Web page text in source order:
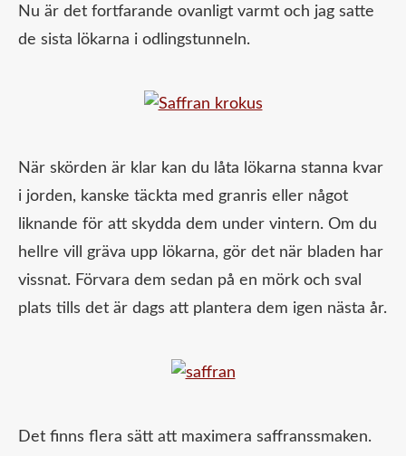
Nu är det fortfarande ovanligt varmt och jag satte
de sista lökarna i odlingstunneln.
När skörden är klar kan du låta lökarna stanna kvar
i jorden, kanske täckta med granris eller något
liknande för att skydda dem under vintern. Om du
hellre vill gräva upp lökarna, gör det när bladen har
vissnat. Förvara dem sedan på en mörk och sval
plats tills det är dags att plantera dem igen nästa år.
Det finns flera sätt att maximera saffranssmaken.